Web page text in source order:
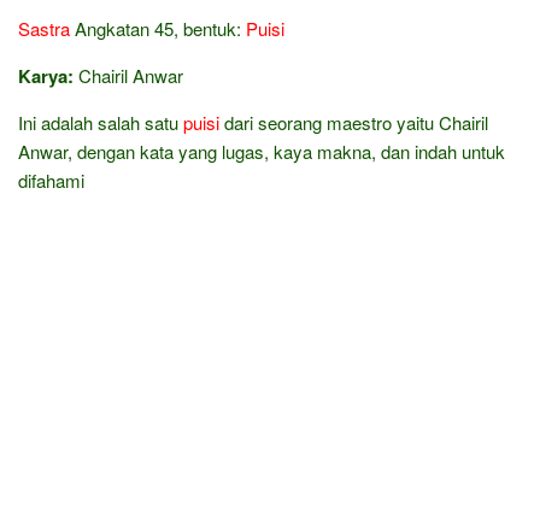
SastraAngkatan 45, bentuk: Puisi
Karya: Chairil Anwar
Ini adalah salah satupuisidari seorang maestro yaitu Chairil
Anwar, dengan kata yang lugas, kaya makna, dan indah untuk
difahami